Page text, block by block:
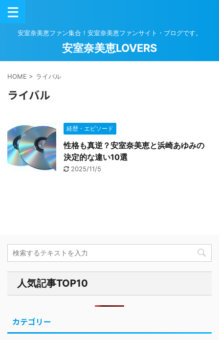
安室奈美恵ファン集合！安室奈美恵ファンサイト・ブログです。
安室奈美恵LOVERS
HOME > ライバル
ライバル
経歴・エピソード
性格も真逆？安室奈美恵と浜崎あゆみの
決定的な違い10選
2025/11/5
人気記事TOP10
カテゴリー